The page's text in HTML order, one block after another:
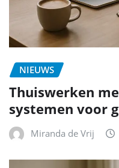
NIEUWS
Thuiswerken
systemen voor
Miranda de Vrij